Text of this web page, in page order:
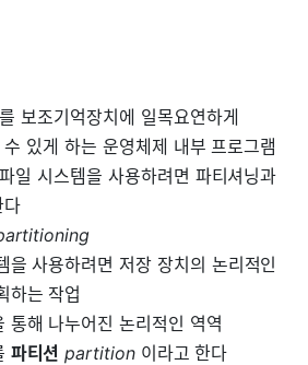
보조기억장치에 일목요연하게
있게 하는 운영체제 내부 프로그램
일 시스템을 사용하려면 파티셔닝과
다
을 사용하려면 저장 장치의 논리적인
하는 작업
통해 나누어진 논리적인 역역
파티션 partition이라고 한다